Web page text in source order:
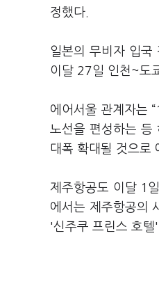
정했다.
일본의 무비자 입국
이달 27일 인천~도
에어서울 관계자는
노선을 편성하는 등
대폭 확대될 것으로
제주항공도 이달 1
에서는 제주항공의
'신주쿠 프린스 호텔